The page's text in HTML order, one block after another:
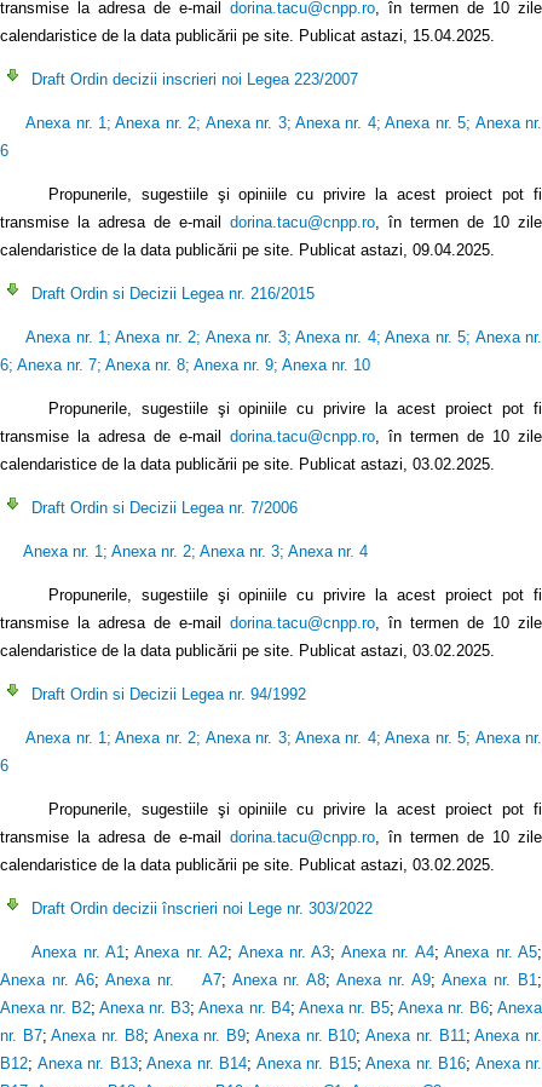
transmise la adresa de e-mail dorina.tacu@cnpp.ro , în termen de 10 zile
calendaristice de la data publicării pe site. Publicat astazi, 15.04.2025.
Draft Ordin decizii inscrieri noi Legea 223/2007
Anexa nr. 1 ;Anexa nr. 2; Anexa nr. 3;Anexa nr. 4;Anexa nr. 5; Anexa nr.
6
Propunerile, sugestiile şi opiniile cu privire la acest proiect pot fi
transmise la adresa de e-mail dorina.tacu@cnpp.ro , în termen de 10 zile
calendaristice de la data publicării pe site. Publicat astazi, 09.04.2025.
Draft Ordin si Decizii Legea nr. 216/2015
Anexa nr. 1 ;Anexa nr. 2; Anexa nr. 3;Anexa nr. 4;Anexa nr. 5; Anexa nr.
6; Anexa nr. 7; Anexa nr. 8; Anexa nr. 9; Anexa nr. 10
Propunerile, sugestiile şi opiniile cu privire la acest proiect pot fi
transmise la adresa de e-mail dorina.tacu@cnpp.ro , în termen de 10 zile
calendaristice de la data publicării pe site. Publicat astazi, 03.02.2025.
Draft Ordin si Decizii Legea nr. 7/2006
Anexa nr. 1 ; Anexa nr. 2; Anexa nr. 3; Anexa nr. 4
Propunerile, sugestiile şi opiniile cu privire la acest proiect pot fi
transmise la adresa de e-mail dorina.tacu@cnpp.ro , în termen de 10 zile
calendaristice de la data publicării pe site. Publicat astazi, 03.02.2025.
Draft Ordin si Decizii Legea nr. 94/1992
Anexa nr. 1 ;Anexa nr. 2; Anexa nr. 3;Anexa nr. 4; Anexa nr. 5; Anexa nr.
6
Propunerile, sugestiile şi opiniile cu privire la acest proiect pot fi
transmise la adresa de e-mail dorina.tacu@cnpp.ro , în termen de 10 zile
calendaristice de la data publicării pe site. Publicat astazi, 03.02.2025.
Draft Ordin decizii înscrieri noi Lege nr. 303/2022
Anexa nr. A1 ;Anexa nr. A2; Anexa nr. A3; Anexa nr. A4;Anexa nr. A5;
Anexa nr. A6; Anexa nr. A7; Anexa nr. A8;Anexa nr. A9;Anexa nr. B1 ;
Anexa nr. B2;Anexa nr. B3;Anexa nr. B4; Anexa nr. B5; Anexa nr. B6;Anexa
nr. B7;Anexa nr. B8; Anexa nr. B9; Anexa nr. B10;Anexa nr. B11 ;Anexa nr.
B12; Anexa nr. B13; Anexa nr. B14; Anexa nr. B15; Anexa nr. B16; Anexa nr.